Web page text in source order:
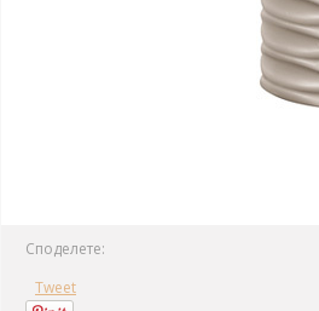
Споделете:
Tweet